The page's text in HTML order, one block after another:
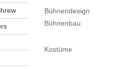
Bühnendesign
Bühnenbau
Kostüme